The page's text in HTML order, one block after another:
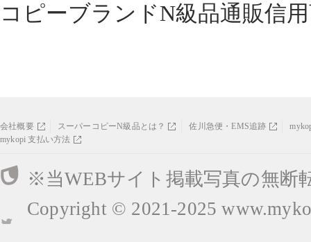
コピーブランドN級品通販信
会社概要 スーパーコピーN級品とは？ 佐川急便・EMS追跡
mykopi 支払い方法
※当WEBサイト掲載写真の無断
Copyright © 2021-2025